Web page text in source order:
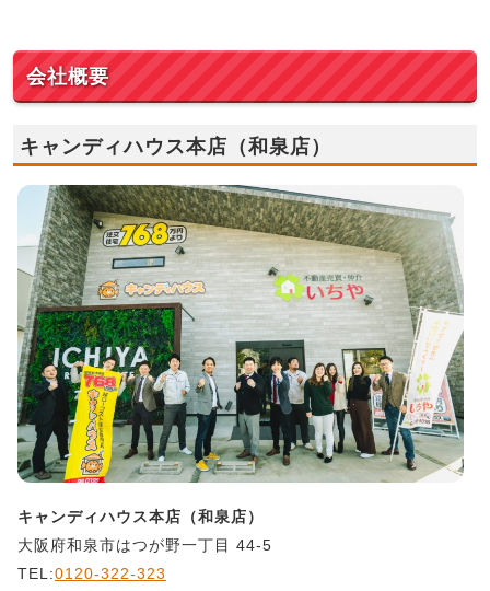
会社概要
キャンディハウス本店（和泉店）
キャンディハウス本店（和泉店）
大阪府和泉市はつが野一丁目 44-5
TEL:0120-322-323